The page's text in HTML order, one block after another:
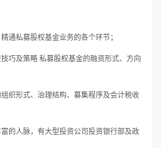
通私募股权基金业务的各个环节；
巧及策略 私募股权基金的融资形式、方向
织形式、治理结构、募集程序及会计税收
的人脉，有大型投资公司投资银行部及政